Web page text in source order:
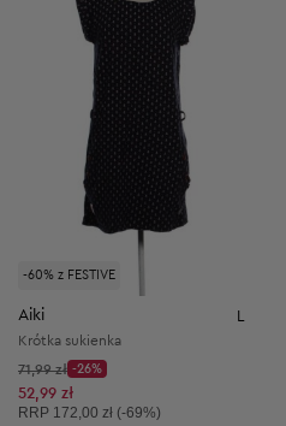
-60% z FESTIVE
Aiki L
Krótka sukienka
Cena początkowa:
71,99 zł
Discount Price:
-26%
Obniżona cena:
52,99 zł
Cena sugerowana:
RRP 172,00 zł (-69%)